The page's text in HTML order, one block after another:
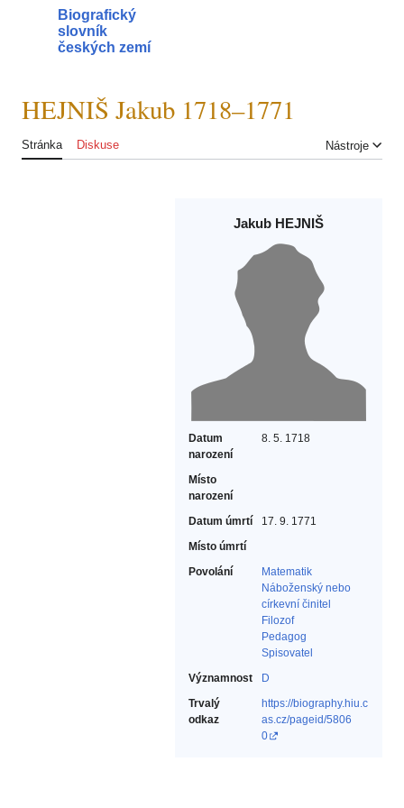
Hlavní menu
Biografický
slovník
českých zemí
HEJNIŠ Jakub 1718–1771
Stránka Diskuse Nástroje
Jakub HEJNIŠ
Datum
narození
8. 5. 1718
Místo
narození
Datum úmrtí
17. 9. 1771
Místo úmrtí
Povolání
Matematik‎
Náboženský nebo
církevní činitel‎
Filozof‎
Pedagog‎
Spisovatel‎
Významnost
D
Trvalý
odkaz
https://biography.hiu.c
as.cz/pageid/5806
0